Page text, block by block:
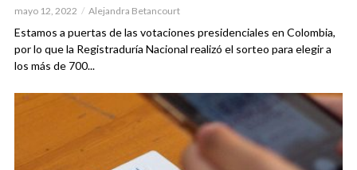
mayo 12, 2022 Alejandra Betancourt
Estamos a puertas de las votaciones presidenciales en Colombia,
por lo que la Registraduría Nacional realizó el sorteo para elegir a
los más de 700...